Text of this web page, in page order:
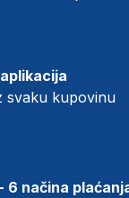
svaku kupovinu
6 načina